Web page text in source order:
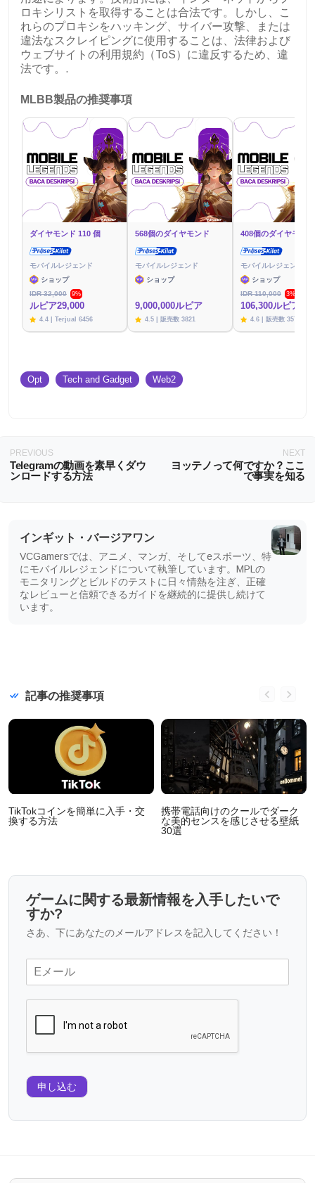
ロキシリストを取得することは合法です。しかし、こ
れらのプロキシをハッキング、サイバー攻撃、または
違法なスクレイピングに使用することは、法律および
ウェブサイトの利用規約（ToS）に違反するため、違
法です。.
MLBB製品の推奨事項
ダイヤモンド 110 個
モバイルレジェンド
ショップ
IDR 32,000
9%
ルピア29,000
4.4 | Terjual 6456
568個のダイヤモンド
モバイルレジェンド
ショップ
9,000,000ルピア
4.5 | 販売数 3821
408個のダイヤモンド
モバイルレジェンド
ショップ
IDR 110,000
3%
106,300ルピア
4.6 | 販売数 3576
Opt Tech and Gadget Web2
PREVIOUS
Telegramの動画を素早くダウ
ンロードする方法
NEXT
ヨッテノって何ですか？ここ
で事実を知る
インギット・バージアワン
VCGamersでは、アニメ、マンガ、そしてeスポーツ、特
にモバイルレジェンドについて執筆しています。MPLの
モニタリングとビルドのテストに日々情熱を注ぎ、正確
なレビューと信頼できるガイドを継続的に提供し続けて
います。
記事の推奨事項
TikTokコインを簡単に入手・交
換する方法
携帯電話向けのクールでダーク
な美的センスを感じさせる壁紙
30選
ゲームに関する最新情報を入手したいで
すか?
さあ、下にあなたのメールアドレスを記入してください！
申し込む